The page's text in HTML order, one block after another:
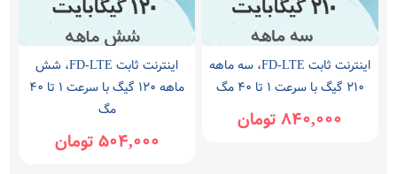
اینترنت ثابت FD-LTE، سه ماهه
210 گیگ با سرعت ۱ تا ۴۰ مگ
840,000 تومان
اینترنت ثابت FD-LTE، شش
ماهه 120 گیگ با سرعت ۱ تا ۴۰
مگ
504,000 تومان